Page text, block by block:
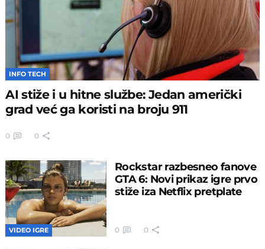
INFO TECH
AI stiže i u hitne službe: Jedan američki
grad već ga koristi na broju 911
0 0
VIDEO IGRE
Rockstar razbesneo fanove
GTA 6: Novi prikaz igre prvo
stiže iza Netflix pretplate
0 0